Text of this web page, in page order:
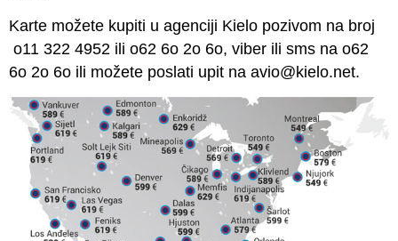
Karte možete kupiti u agenciji Kielo pozivom na broj
o11 322 4952 ili o62 6o 2o 6o, viber ili sms na o62
6o 2o 6o ili možete poslati upit na avio@kielo.net.